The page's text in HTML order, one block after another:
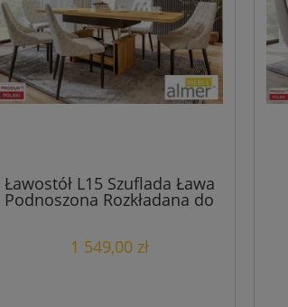
Ławostół L15 Szuflada Ława
Podnoszona Rozkładana do
1 549,00 zł